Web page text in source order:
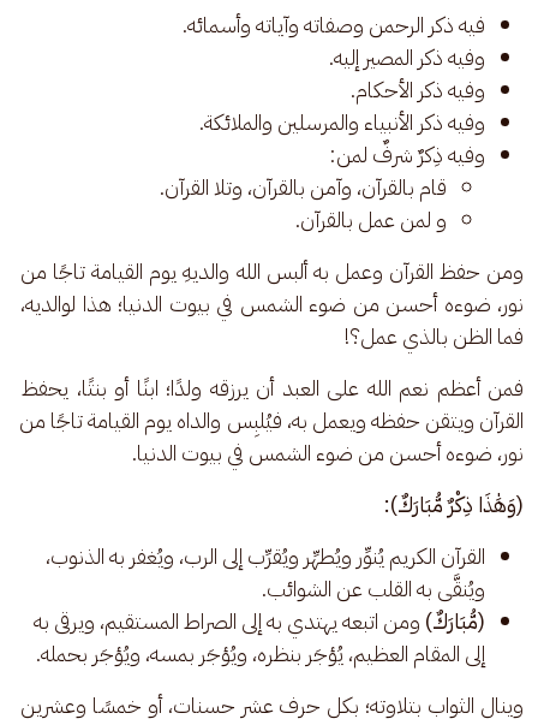
فيه ذكر الرحمن وصفاته وآياته وأسمائه.
وفيه ذكر المصير إليه.
وفيه ذكر الأحكام.
وفيه ذكر الأنبياء والمرسلين والملائكة.
وفيه ذِكرٌ شرفٌ لمن:
قام بالقرآن، وآمن بالقرآن، وتلا القرآن.
و لمن عمل بالقرآن.
ومن حفظ القرآن وعمل به ألبس الله والديهِ يوم القيامة تاجًا من
نور، ضوءه أحسن من ضوء الشمس في بيوت الدنيا؛ هذا لوالديه،
فما الظن بالذي عمل؟!
فمن أعظم نعم الله على العبد أن يرزقه ولدًا؛ ابنًا أو بنتًا، يحفظ
القرآن ويتقن حفظه ويعمل به، فيُلبِس والداه يوم القيامة تاجًا من
نور، ضوءه أحسن من ضوء الشمس في بيوت الدنيا.
(وَهَٰذَا ذِكْرٌ مُّبَارَكٌ):
القرآن الكريم يُنوِّر ويُطهِّر ويُقرِّب إلى الرب، ويُغفر به الذنوب،
ويُنقَّى به القلب عن الشوائب.
(مُّبَارَكٌ) ومن اتبعه يهتدي به إلى الصراط المستقيم، ويرقى به
إلى المقام العظيم، يُؤجَر بنظره، ويُؤجَر بمسه، ويُؤجَر بحمله.
وينال الثواب بتلاوته؛ بكل حرف عشر حسنات، أو خمسًا وعشرين